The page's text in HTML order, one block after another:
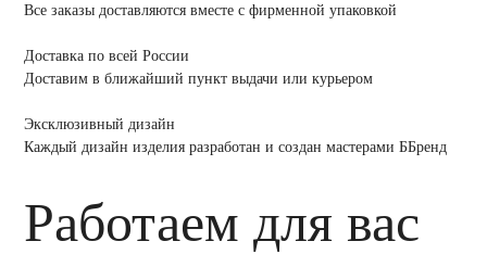
Все заказы доставляются вместе c фирменной упаковкой
Доставка по всей России
Доставим в ближайший пункт выдачи или курьером
Эксклюзивный дизайн
Каждый дизайн изделия разработан и создан мастерами ББренд
Работаем для вас